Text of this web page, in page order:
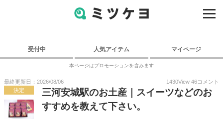
受付中 人気アイテム マイページ
本ページはプロモーションを含みます
最終更新日：2026/08/06 1430View 46コメント
決定
三河安城駅のお土産｜スイーツなどのお
すすめを教えて下さい。